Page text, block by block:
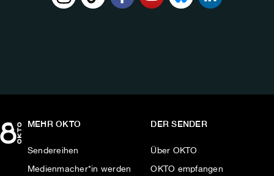
MEHR OKTO
Sendereihen
Medienmacher*in werden
DER SENDER
Über OKTO
OKTO empfangen